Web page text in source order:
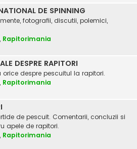
DE SPINNING
fotografii, discutii, polemici,
, Rapitorimania
DESPRE RAPITORI
despre pescuitul la rapitori.
, Rapitorimania
de pescuit. Comentarii, concluzii si
apele de rapitori.
, Rapitorimania